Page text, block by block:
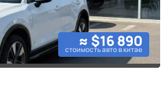
≈ $16 890
стоимость авто в китае